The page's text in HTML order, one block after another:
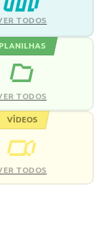
TODOS
PLANILHAS
TODOS
VÍDEOS
TODOS